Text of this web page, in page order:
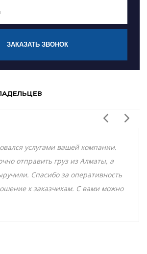
ЗАКАЗАТЬ ЗВОНОК
услугами вашей компании.
отправить груз из Алматы, а
Спасибо за оперативность
к заказчикам. С вами можно